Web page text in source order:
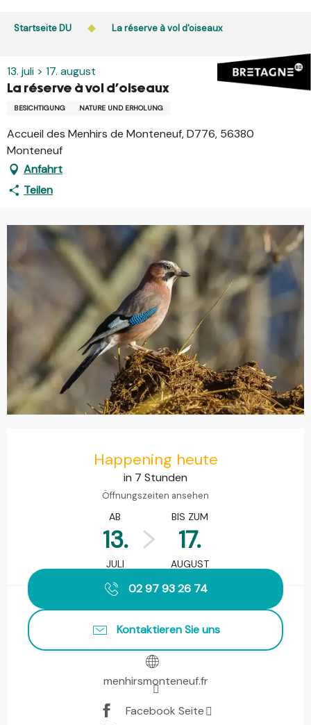
Startseite DU La réserve à vol d'oiseaux
13. juli > 17. august
La réserve à vol d'oiseaux
BESICHTIGUNG NATURE UND ERHOLUNG
Accueil des Menhirs de Monteneuf, D776, 56380
Monteneuf
Anfahrt
Teilen
Happening heute
in 7 Stunden
Öffnungszeiten ansehen
AB
13.
JULI
BIS ZUM
17.
AUGUST
02 97 93 26 74
Kontaktieren Sie uns
menhirsmonteneuf.fr
Facebook Seite